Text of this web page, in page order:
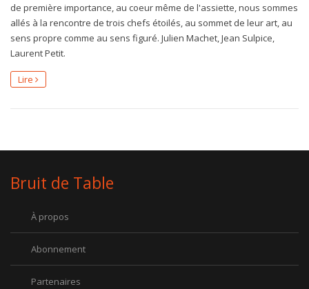
de première importance, au coeur même de l'assiette, nous sommes
allés à la rencontre de trois chefs étoilés, au sommet de leur art, au
sens propre comme au sens figuré. Julien Machet, Jean Sulpice,
Laurent Petit.
Lire
Bruit de Table
À propos
Abonnement
Partenaires